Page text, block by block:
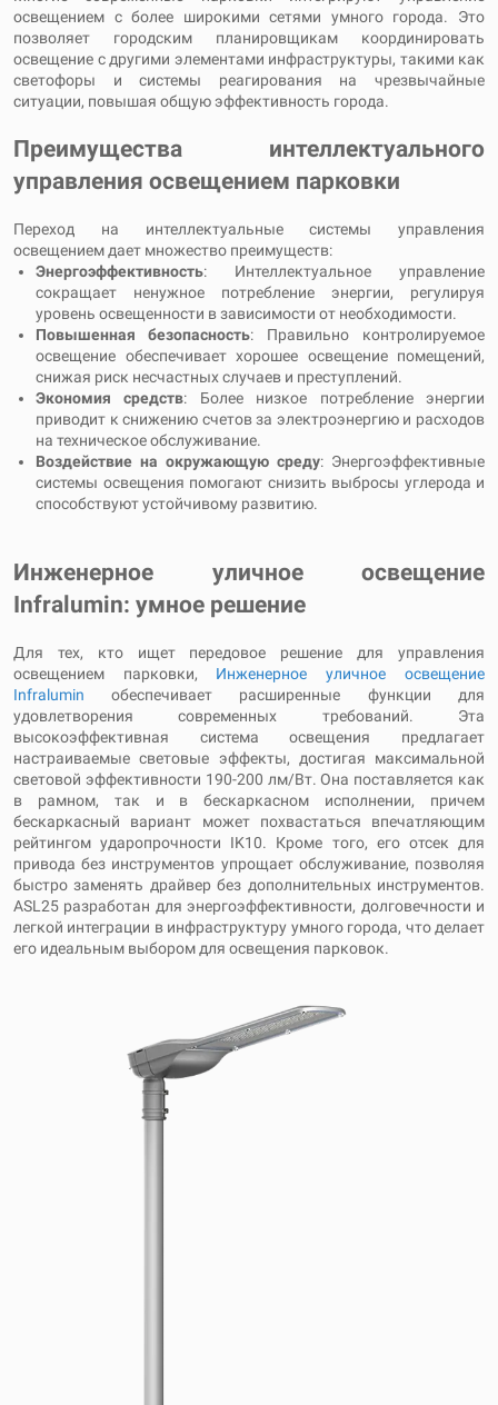
освещением с более широкими сетями умного города. Это
позволяет городским планировщикам координировать
освещение с другими элементами инфраструктуры, такими как
светофоры и системы реагирования на чрезвычайные
ситуации, повышая общую эффективность города.
Преимущества интеллектуального
управления освещением парковки
Переход на интеллектуальные системы управления
освещением дает множество преимуществ:
Энергоэффективность: Интеллектуальное управление
сокращает ненужное потребление энергии, регулируя
уровень освещенности в зависимости от необходимости.
Повышенная безопасность: Правильно контролируемое
освещение обеспечивает хорошее освещение помещений,
снижая риск несчастных случаев и преступлений.
Экономия средств: Более низкое потребление энергии
приводит к снижению счетов за электроэнергию и расходов
на техническое обслуживание.
Воздействие на окружающую среду: Энергоэффективные
системы освещения помогают снизить выбросы углерода и
способствуют устойчивому развитию.
Инженерное уличное освещение
Infralumin: умное решение
Для тех, кто ищет передовое решение для управления
освещением парковки, Инженерное уличное освещение
Infralumin обеспечивает расширенные функции для
удовлетворения современных требований. Эта
высокоэффективная система освещения предлагает
настраиваемые световые эффекты, достигая максимальной
световой эффективности 190-200 лм/Вт. Она поставляется как
в рамном, так и в бескаркасном исполнении, причем
бескаркасный вариант может похвастаться впечатляющим
рейтингом ударопрочности IK10. Кроме того, его отсек для
привода без инструментов упрощает обслуживание, позволяя
быстро заменять драйвер без дополнительных инструментов.
ASL25 разработан для энергоэффективности, долговечности и
легкой интеграции в инфраструктуру умного города, что делает
его идеальным выбором для освещения парковок.